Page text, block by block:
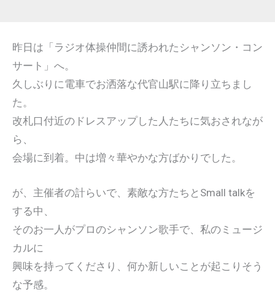
昨日は「ラジオ体操仲間に誘われたシャンソン・コン
サート」へ。
久しぶりに電車でお洒落な代官山駅に降り立ちまし
た。
改札口付近のドレスアップした人たちに気おされなが
ら、
会場に到着。中は増々華やかな方ばかりでした。
が、主催者の計らいで、素敵な方たちとSmall talkを
する中、
そのお一人がプロのシャンソン歌手で、私のミュージ
カルに
興味を持ってくださり、何か新しいことが起こりそう
な予感。